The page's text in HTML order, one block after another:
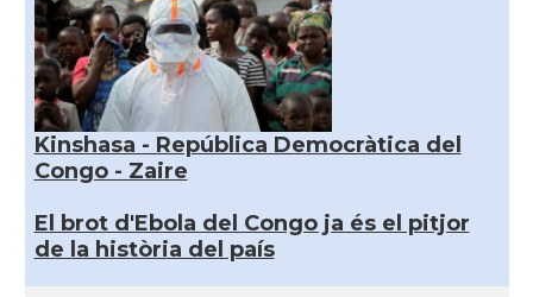
Kinshasa - República Democràtica del
Congo - Zaire
El brot d'Ebola del Congo ja és el pitjor
de la història del país